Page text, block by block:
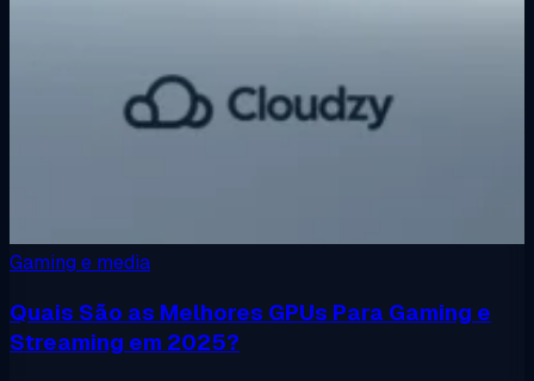
Gaming e media
Quais São as Melhores GPUs Para Gaming e
Streaming em 2025?